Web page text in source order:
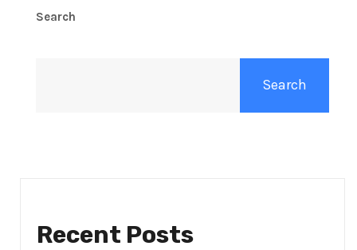
Search
Search
Recent Posts